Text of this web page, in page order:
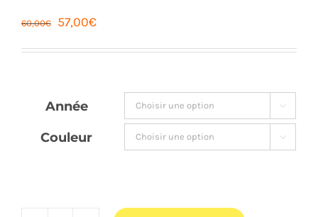
60,00€
Le
60,00€.
57,00€Le
57,00€.
Année
Couleur